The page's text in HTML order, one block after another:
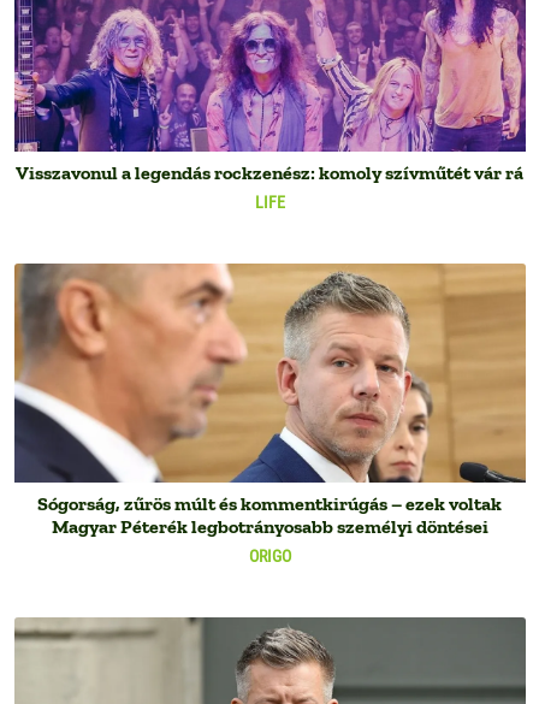
LIFE
Visszavonul a legendás rockzenész: komoly szívműtét vár rá
ORIGO
Sógorság, zűrös múlt és kommentkirúgás – ezek voltak
Magyar Péterék legbotrányosabb személyi döntései